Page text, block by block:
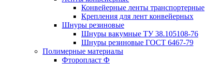
Конвейерные ленты транспортерные
Крепления для лент конвейерных
Шнуры резиновые
Шнуры вакумные ТУ 38.105108-76
Шнуры резиновые ГОСТ 6467-79
Полимерные материалы
Фторопласт Ф